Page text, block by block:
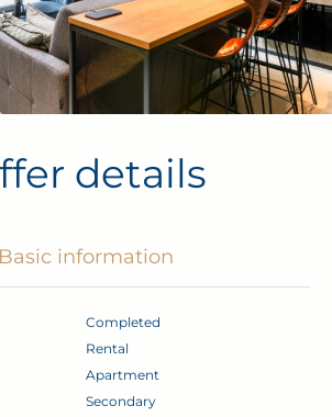
z prysznicem.
wykończony w bardzo wysokim
stylu loftowym– duże przeszklenia,
To osobny segment budynku, co
otoczenie.
i w pełni wyposażony,
się do niego wprowadzić bez
nakładów finansowych.
details
Basic information
Completed
Rental
Apartment
Secondary